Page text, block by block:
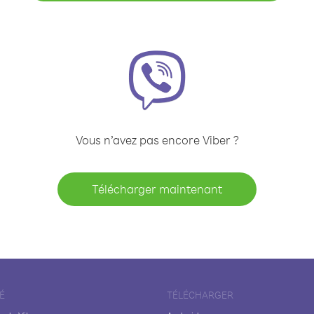
Vous n’avez pas encore Viber ?
Télécharger maintenant
TÉLÉCHARGER